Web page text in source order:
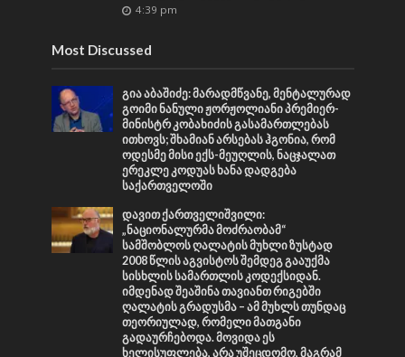
4:39 pm
Most Discussed
გია აბაშიძე: მარადმწვანე, მენტალურად
გოიმი ნანული ჟორჟოლიანი პრემიერ-
მინისტრ კობახიძის გასამართლებას
ითხოვს; შხამიან არსებას ჰგონია, რომ
ოდესმე მისი ექს-მეუღლის, ნაცჯალათ
ერეკლე კოდუას ხანა დადგება
საქართველოში
დავით ქართველიშვილი:
„ნაციონალურმა მოძრაობამ“
სამშობლოს ღალატის მუხლი ზუსტად
2008 წლის აგვისტოს შემდეგ გააუქმა
სისხლის სამართლის კოდექსიდან.
იმდენად შეაშინა თავიანთ რიგებში
ღალატის გრადუსმა – ამ მუხლს თუნდაც
თეორიულად, რომელი მათგანი
გადაურჩებოდა. მოვიდა ეს
ხელისუფლება, არა უშეცდომო, მაგრამ